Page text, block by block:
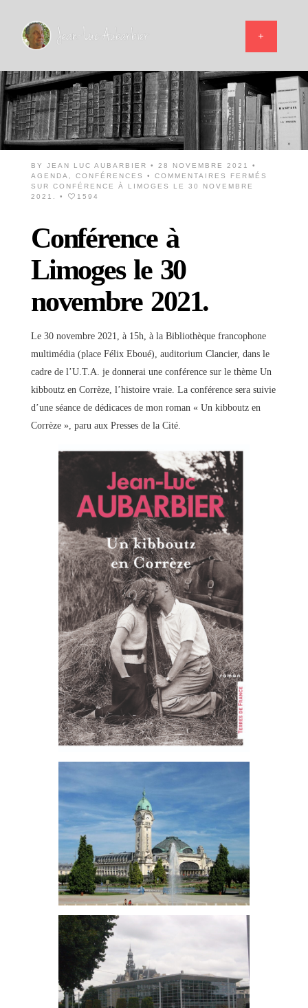
BY JEAN LUC AUBARBIER
• 28 NOVEMBRE 2021 •
AGENDA
CONFÉRENCES • COMMENTAIRES FERMÉS
SUR CONFÉRENCE À LIMOGES LE 30 NOVEMBRE
2021.
• 1594
Conférence à
Limoges le 30
novembre 2021.
Le 30 novembre 2021, à 15h, à la Bibliothèque francophone
multimédia (place Félix Eboué), auditorium Clancier, dans le
cadre de l’U.T.A. je donnerai une conférence sur le thème Un
kibboutz en Corrèze, l’histoire vraie. La conférence sera suivie
d’une séance de dédicaces de mon roman « Un kibboutz en
Corrèze », paru aux Presses de la Cité.